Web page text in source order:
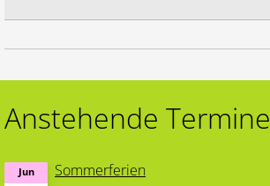
Anstehende Termine
Jun
Sommerferien